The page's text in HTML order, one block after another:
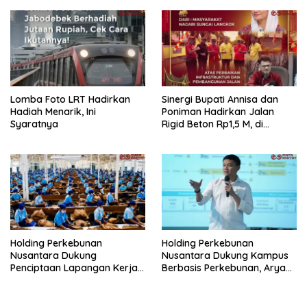
Lomba Foto LRT Hadirkan
Hadiah Menarik, Ini
Syaratnya
Sinergi Bupati Annisa dan
Poniman Hadirkan Jalan
Rigid Beton Rp1,5 M, di
Kasih
Holding Perkebunan
Nusantara Dukung
Penciptaan Lapangan Kerja,
Holding Perkebunan
Nusantara Dukung Kampus
Berbasis Perkebunan, Arya